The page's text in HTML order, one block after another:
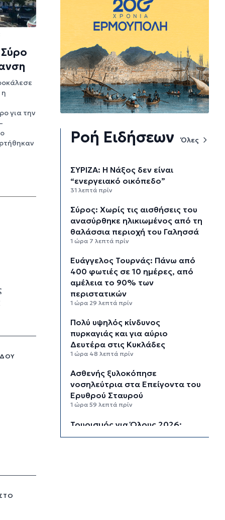
η
για την
Ροή Ειδήσεων Όλες
ΣΥΡΙΖΑ: Η Νάξος δεν είναι
“ενεργειακό οικόπεδο”
31 λεπτά πρίν
Σύρος: Χωρίς τις αισθήσεις του
ανασύρθηκε ηλικιωμένος από τη
θαλάσσια περιοχή του Γαλησσά
1 ώρα 7 λεπτά πρίν
Ευάγγελος Τουρνάς: Πάνω από
400 φωτιές σε 10 ημέρες, από
αμέλεια το 90% των
περιστατικών
1 ώρα 29 λεπτά πρίν
Πολύ υψηλός κίνδυνος
πυρκαγιάς και για αύριο
Δευτέρα στις Κυκλάδες
1 ώρα 48 λεπτά πρίν
Ασθενής ξυλοκόπησε
νοσηλεύτρια στα Επείγοντα του
Ερυθρού Σταυρού
1 ώρα 59 λεπτά πρίν
Τουρισμός για Όλους 2026:
Σήμερα οι αιτήσεις για ΑΦΜ που